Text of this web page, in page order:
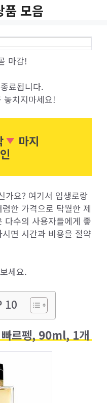
품 모음
마감!
료됩니다.
놓치지마세요!
마지
가요? 여기서 입생로랑
한 가격으로 탁월한 제
다수의 사용자들에게 좋
면 시간과 비용을 절약
세요.
10
빠르펭, 90ml, 1개